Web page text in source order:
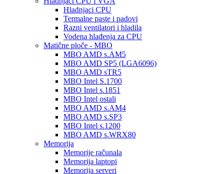
Hladnjaci CPU
Termalne paste i padovi
Razni ventilatori i hladila
Vodena hlađenja za CPU
Matične ploče - MBO
MBO AMD s.AM5
MBO AMD SP5 (LGA6096)
MBO AMD sTR5
MBO Intel S.1700
MBO Intel s.1851
MBO Intel ostali
MBO AMD s.AM4
MBO AMD s.SP3
MBO Intel s.1200
MBO AMD s.WRX80
Memorija
Memorije računala
Memorija laptopi
Memorija serveri